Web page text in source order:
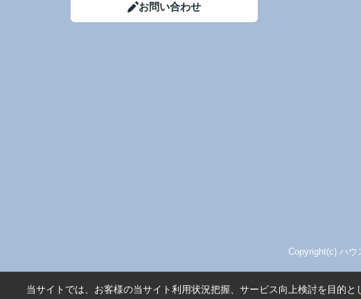
お問い合わせ
Copyright(c) ハ
当サイトでは、お客様の当サイト利用状況把握、サービス向上検討を目的